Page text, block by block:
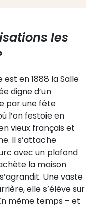
les
en 1888 la Salle
digne d’un
par une fête
l’on festoie en
vieux français et
Il s’attache
avec un plafond
la maison
Une vaste
elle s’élève sur
même temps – et